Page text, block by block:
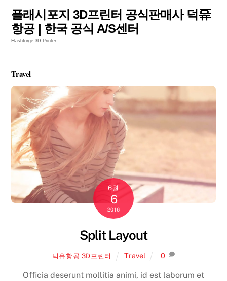
content
플래시포지 3D프린터 공식판매사 덕유
항공 | 한국 공식 A/S센터
Flashforge 3D Printer
Travel
6월
6
2016
Split Layout
덕유항공 3D프린터 Travel 0
Officia deserunt mollitia animi, id est laborum et